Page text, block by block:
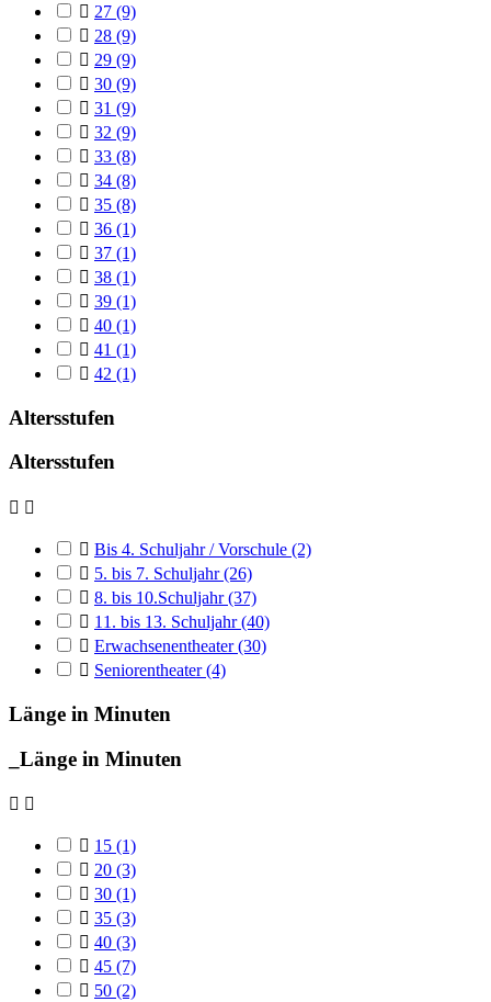
 27 (9)
 28 (9)
 29 (9)
 30 (9)
 31 (9)
 32 (9)
 33 (8)
 34 (8)
 35 (8)
 36 (1)
 37 (1)
 38 (1)
 39 (1)
 40 (1)
 41 (1)
 42 (1)
Altersstufen
Altersstufen
 
 Bis 4. Schuljahr / Vorschule (2)
 5. bis 7. Schuljahr(26)
 8. bis 10.Schuljahr(37)
 11. bis 13. Schuljahr(40)
 Erwachsenentheater(30)
 Seniorentheater(4)
Länge in Minuten
_Länge in Minuten
 
 15 (1)
 20 (3)
 30 (1)
 35 (3)
 40 (3)
 45 (7)
 50 (2)